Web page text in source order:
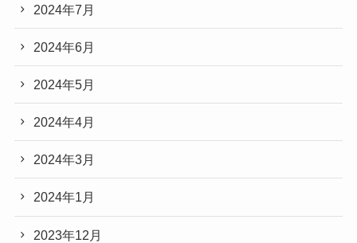
2024年7月
2024年6月
2024年5月
2024年4月
2024年3月
2024年1月
2023年12月